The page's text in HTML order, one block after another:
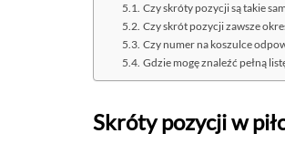
Czy skróty pozycji są takie
Czy skrót pozycji zawsze
Czy numer na koszulce
Gdzie mogę znaleźć pełną
Skróty pozycji w